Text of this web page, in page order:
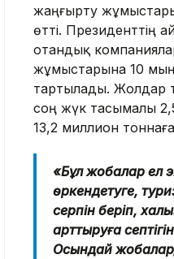
жаңғырту
өтті. Президенттің
отандық
жұмыстарына 10
тартылады. Жолдар
соң жүк тасымалы
13,2 миллион
«Бұл жобалар ел
өркендетуге,
серпін беріп,
арттыруға септігін
Осындай